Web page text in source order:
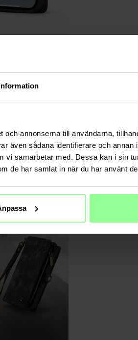
annonserna till användarna,
även sådana identifierare och annan
vi samarbetar med. Dessa kan i sin
de har samlat in när du har använt